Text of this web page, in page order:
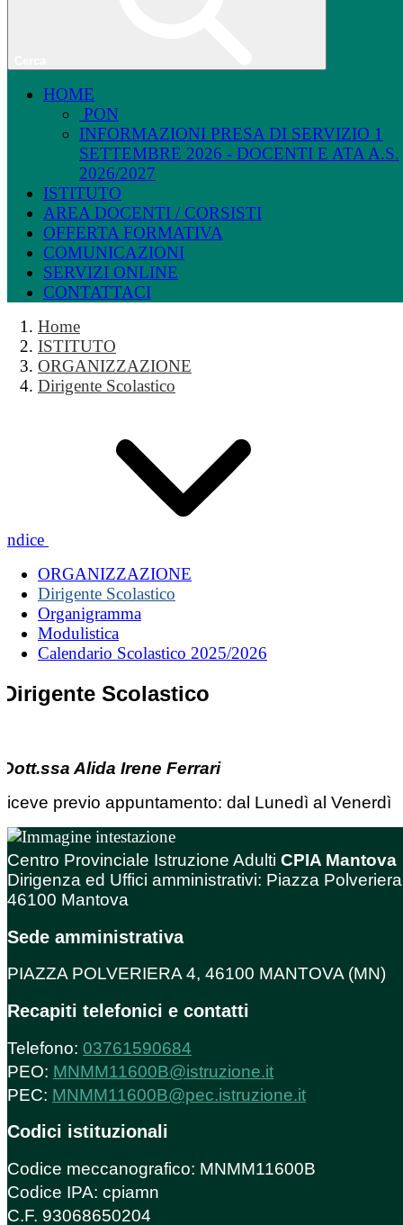
HOME
PON
INFORMAZIONI PRESA DI SERVIZIO 1
SETTEMBRE 2026 - DOCENTI E ATA A.S.
2026/2027
ISTITUTO
AREA DOCENTI / CORSISTI
OFFERTA FORMATIVA
COMUNICAZIONI
SERVIZI ONLINE
CONTATTACI
Home
ISTITUTO
ORGANIZZAZIONE
Dirigente Scolastico
Indice
ORGANIZZAZIONE
Dirigente Scolastico
Organigramma
Modulistica
Calendario Scolastico 2025/2026
Dirigente Scolastico
Dott.ssa Alida Irene Ferrari
riceve previo appuntamento: dal Lunedì al Venerdì
Centro Provinciale Istruzione Adulti CPIA Mantova
Dirigenza ed Uffici amministrativi: Piazza
46100 Mantova
Sede amministrativa
PIAZZA POLVERIERA 4, 46100 MANTOVA (MN)
Recapiti telefonici e contatti
Telefono: 03761590684
PEO: MNMM11600B@istruzione.it
PEC: MNMM11600B@pec.istruzione.it
Codici istituzionali
Codice meccanografico: MNMM11600B
Codice IPA: cpiamn
C.F. 93068650204